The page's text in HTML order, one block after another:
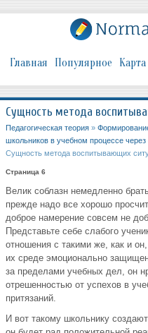
Главная Популярное
Сущность метода
Педагогическая теория »
школьников в учебном процессе
Сущность метода воспитывающих
Страница 6
Велик соблазн немедленно
прежде надо все хорошо
доброе намерение совсем не
Представьте себе слабого
отношения с такими же, как и
их среде эмоционально
за пределами учебных дел, он
отрешенностью от успехов в
притязаний.
И вот такому школьнику